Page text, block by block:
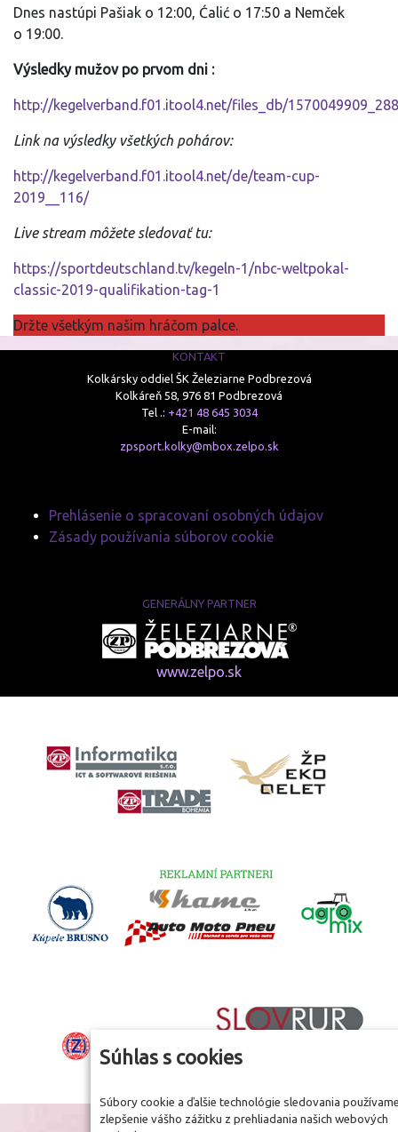
Dnes nastúpi Pašiak o 12:00, Ćalić o 17:50 a Nemček
o 19:00.
Výsledky mužov po prvom dni :
http://kegelverband.f01.itool4.net/files_db/
Link na výsledky všetkých pohárov:
http://kegelverband.f01.itool4.net/de/team-cup-
2019__116/
Live stream môžete sledovať tu:
https://sportdeutschland.tv/kegeln-1/nbc-weltpokal-
classic-2019-qualifikation-tag-1
Držte všetkým našim hráčom palce.
KONTAKT
Kolkársky oddiel ŠK Železiarne Podbrezová
Kolkáreň 58, 976 81 Podbrezová
Tel .: +421 48 645 3034
E-mail:
zpsport.kolky@mbox.zelpo.sk
Prehlásenie o spracovaní osobných údajov
Zásady používania súborov cookie
GENERÁLNY PARTNER
www.zelpo.sk
Súhlas s cookies
Súbory cookie a ďalšie technológie sledovania
zlepšenie vášho zážitku z prehliadania našich webových